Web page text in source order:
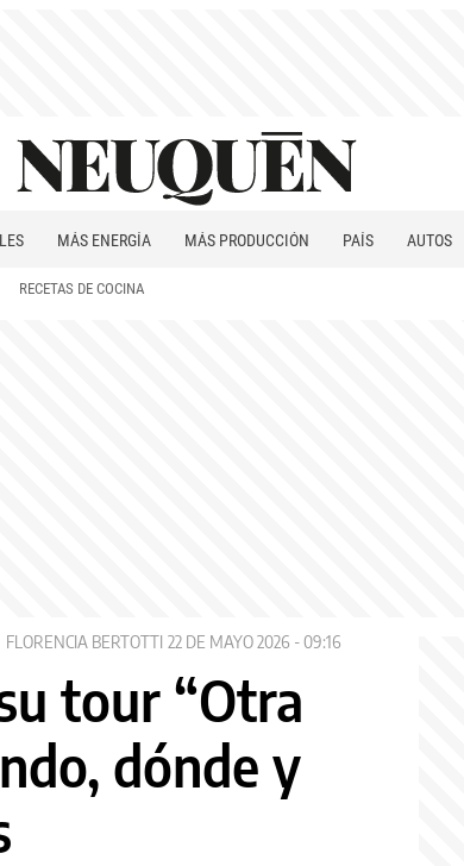
MÁS ENERGÍA MÁS PRODUCCIÓN PAÍS AUTOS
RECETAS DE COCINA
FLORENCIA BERTOTTI 22 DE MAYO 2026 - 09:16
tour “Otra
dónde y